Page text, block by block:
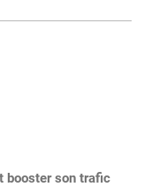
booster son trafic